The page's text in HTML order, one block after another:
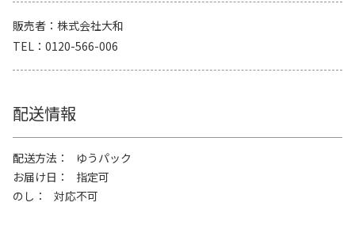
販売者
株式会社大和
TEL
0120-566-006
配送情報
配送方法
ゆうパック
お届け日
指定可
のし
対応不可